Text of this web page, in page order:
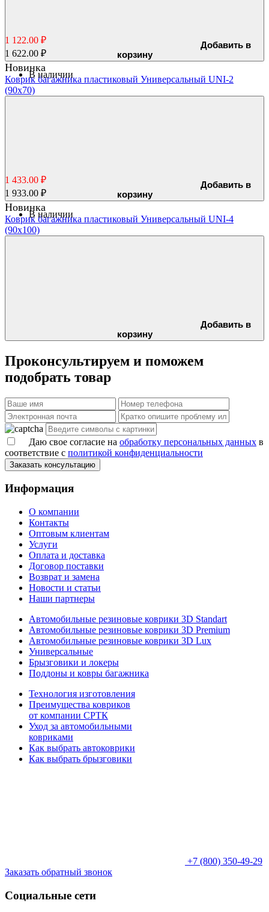
Добавить в
корзину
Новинка
Коврик багажника пластиковый Универсальный UNI-2
(90x70)
1 122.00 ₽
1 622.00 ₽
В наличии
Добавить в
корзину
Новинка
Коврик багажника пластиковый Универсальный UNI-4
(90x100)
1 433.00 ₽
1 933.00 ₽
В наличии
Добавить в
корзину
Проконсультируем и поможем
подобрать товар
Даю свое согласие на обработку персональных данных в
соответствие с политикой конфиденциальности
Заказать консультацию
Информация
О компании
Контакты
Оптовым клиентам
Услуги
Оплата и доставка
Договор поставки
Возврат и замена
Новости и статьи
Наши партнеры
Автомобильные резиновые коврики 3D Standart
Автомобильные резиновые коврики 3D Premium
Автомобильные резиновые коврики 3D Lux
Универсальные
Брызговики и локеры
Поддоны и ковры багажника
Технология изготовления
Преимущества ковриков
от компании СРТК
Уход за автомобильными
ковриками
Как выбрать автоковрики
Как выбрать брызговики
+7 (800) 350-49-29
Заказать обратный звонок
Социальные сети